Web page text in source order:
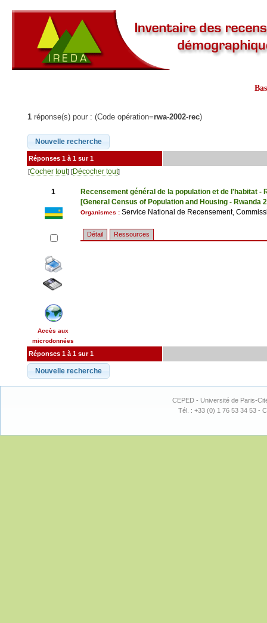
1 réponse(s) pour : (Code opération=rwa-2002-rec)
Réponses 1 à 1 sur 1
[Cocher tout] [Décocher tout]
1
Accès aux
microdonnées
Recensement général de la population et de l'habitat -
[General Census of Population and Housing - Rwanda
Organismes : Service National de Recensement,
Détail Ressources
Réponses 1 à 1 sur 1
CEPED - Université de Paris-
Tél. : +33 (0) 1 76 53 34 53 -